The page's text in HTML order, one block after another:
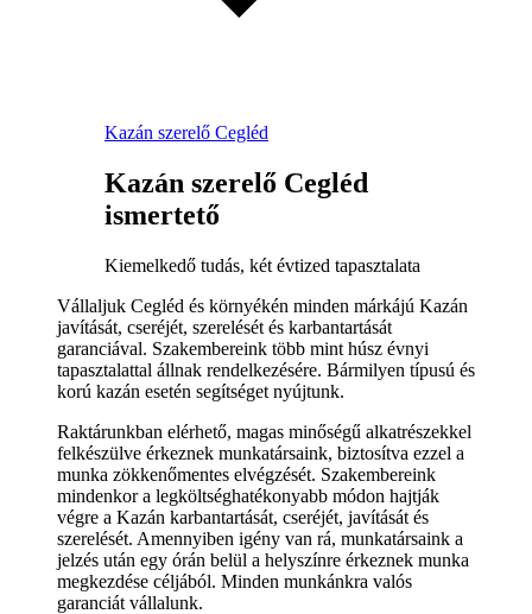
Kazán szerelő Cegléd
Kazán szerelő Cegléd
ismertető
Kiemelkedő tudás, két évtized tapasztalata
Vállaljuk Cegléd és környékén minden márkájú Kazán
javítását, cseréjét, szerelését és karbantartását
garanciával. Szakembereink több mint húsz évnyi
tapasztalattal állnak rendelkezésére. Bármilyen típusú és
korú kazán esetén segítséget nyújtunk.
Raktárunkban elérhető, magas minőségű alkatrészekkel
felkészülve érkeznek munkatársaink, biztosítva ezzel a
munka zökkenőmentes elvégzését. Szakembereink
mindenkor a legköltséghatékonyabb módon hajtják
végre a Kazán karbantartását, cseréjét, javítását és
szerelését. Amennyiben igény van rá, munkatársaink a
jelzés után egy órán belül a helyszínre érkeznek munka
megkezdése céljából. Minden munkánkra valós
garanciát vállalunk.